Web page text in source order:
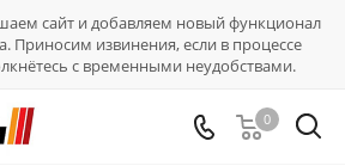
сайт и добавляем новый функционал
Приносим извинения, если в процессе
с временными неудобствами.
0